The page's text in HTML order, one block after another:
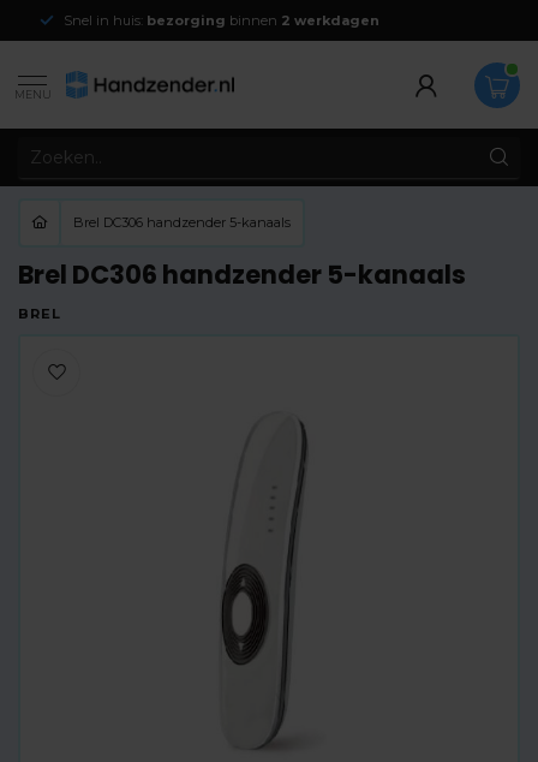
Snel in huis: bezorging binnen 2 werkdagen
MENU
Brel DC306 handzender 5-kanaals
Brel DC306 handzender 5-kanaals
BREL